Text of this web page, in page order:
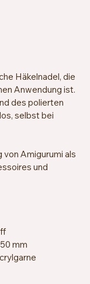
Häkelnadel, die
Anwendung ist.
des polierten
selbst bei
Amigurumi als
und
mm